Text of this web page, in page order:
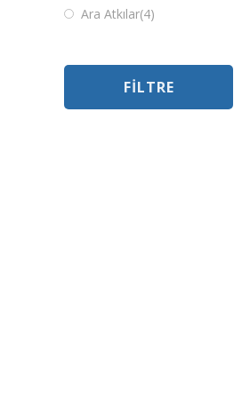
Ara Atkılar(4)
FILTRE